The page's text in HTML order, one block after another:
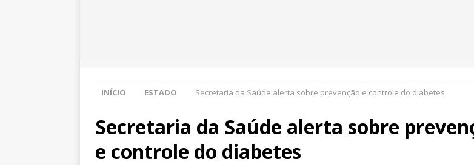
INÍCIO ESTADO Secretaria da Saúde alerta sobre prevenção e controle do diabetes
Secretaria da Saúde alerta sobre
e controle do diabetes